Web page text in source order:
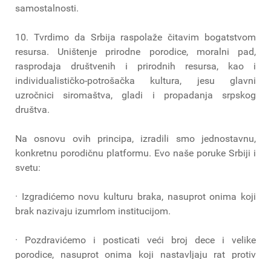
samostalnosti.
10. Tvrdimo da Srbija raspolaže čitavim bogatstvom
resursa. Uništenje prirodne porodice, moralni pad,
rasprodaja društvenih i prirodnih resursa, kao i
individualističko-potrošačka kultura, jesu glavni
uzročnici siromaštva, gladi i propadanja srpskog
društva.
Na osnovu ovih principa, izradili smo jednostavnu,
konkretnu porodičnu platformu. Evo naše poruke Srbiji i
svetu:
· Izgradićemo novu kulturu braka, nasuprot onima koji
brak nazivaju izumrlom institucijom.
· Pozdravićemo i posticati veći broj dece i velike
porodice, nasuprot onima koji nastavljaju rat protiv